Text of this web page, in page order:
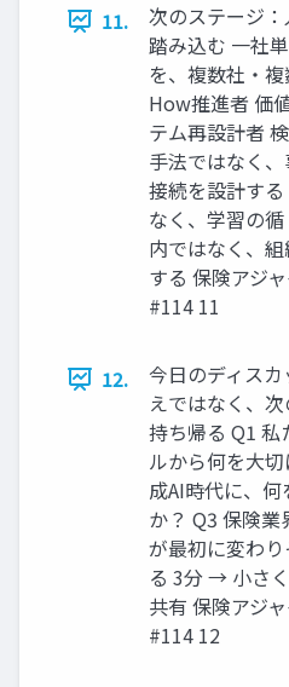
11.
次のステージ
踏み込む 一社
を、複数社・
How推進者 価
テム再設計者
手法ではなく
接続を設計す
なく、学習の
内ではなく、
する 保険アジ
#114 11
12.
今日のディス
えではなく、
持ち帰る Q1 私
ルから何を大
成AI時代に、
か？ Q3 保険
が最初に変わ
る 3分 → 小さ
共有 保険アジ
#114 12